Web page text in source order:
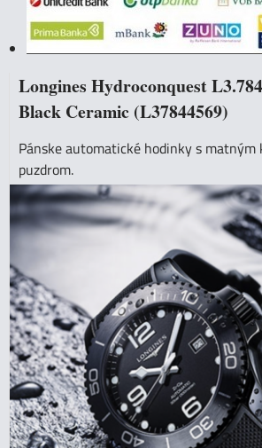
Longines Hydroconquest
Black Ceramic (L37844569)
Pánske automatické hodinky s matným
puzdrom.